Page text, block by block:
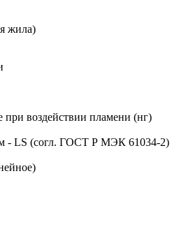
жила)
при воздействии пламени (нг)
- LS (согл. ГОСТ Р МЭК 61034-2)